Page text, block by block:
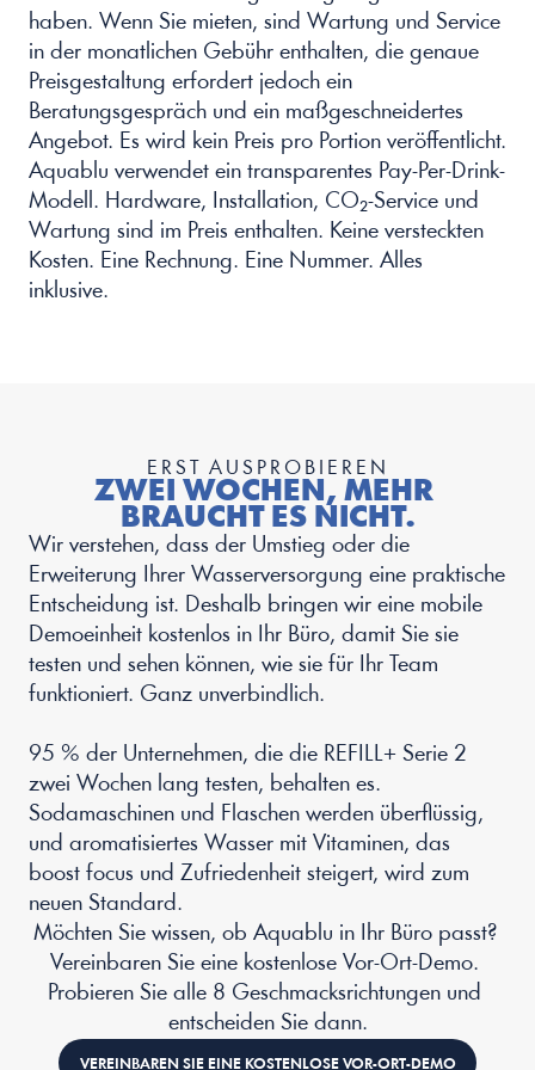
haben. Wenn Sie mieten, sind Wartung und Service
in der monatlichen Gebühr enthalten, die genaue
Preisgestaltung erfordert jedoch ein
Beratungsgespräch und ein maßgeschneidertes
Angebot. Es wird kein Preis pro Portion veröffentlicht.
Aquablu verwendet ein transparentes Pay-Per-Drink-
Modell. Hardware, Installation, CO₂-Service und
Wartung sind im Preis enthalten. Keine versteckten
Kosten. Eine Rechnung. Eine Nummer. Alles
inklusive.
ERST AUSPROBIEREN
ZWEI WOCHEN, MEHR
BRAUCHT ES NICHT.
Wir verstehen, dass der Umstieg oder die
Erweiterung Ihrer Wasserversorgung eine praktische
Entscheidung ist. Deshalb bringen wir eine mobile
Demoeinheit kostenlos in Ihr Büro, damit Sie sie
testen und sehen können, wie sie für Ihr Team
funktioniert. Ganz unverbindlich.
95 % der Unternehmen, die die REFILL+ Serie 2
zwei Wochen lang testen, behalten es.
Sodamaschinen und Flaschen werden überflüssig,
und aromatisiertes Wasser mit Vitaminen, das
boost focus und Zufriedenheit steigert, wird zum
neuen Standard.
Möchten Sie wissen, ob Aquablu in Ihr Büro passt?
Vereinbaren Sie eine kostenlose Vor-Ort-Demo.
Probieren Sie alle 8 Geschmacksrichtungen und
entscheiden Sie dann.
VEREINBAREN SIE EINE KOSTENLOSE VOR-ORT-DEMO